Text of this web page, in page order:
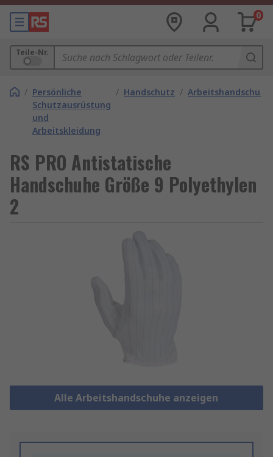
0
Teile-Nr.
/ Persönliche
Schutzausrüstung
und
Arbeitskleidung
/ Handschutz / Arbeitshandschuhe
RS PRO Antistatische
Handschuhe Größe 9 Polyethylen
2
Alle Arbeitshandschuhe anzeigen